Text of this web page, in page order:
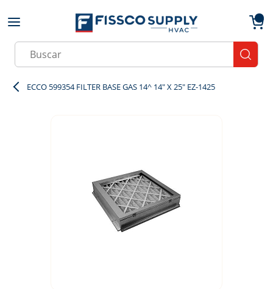
Skip to main content
Site Search
ECCO 599354 FILTER BASE GAS 14^ 14" X 25" EZ-1425